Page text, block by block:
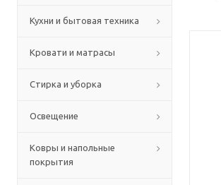
Кухни и бытовая техника
Кровати и матрасы
Стирка и уборка
Освещение
Ковры и напольные
покрытия